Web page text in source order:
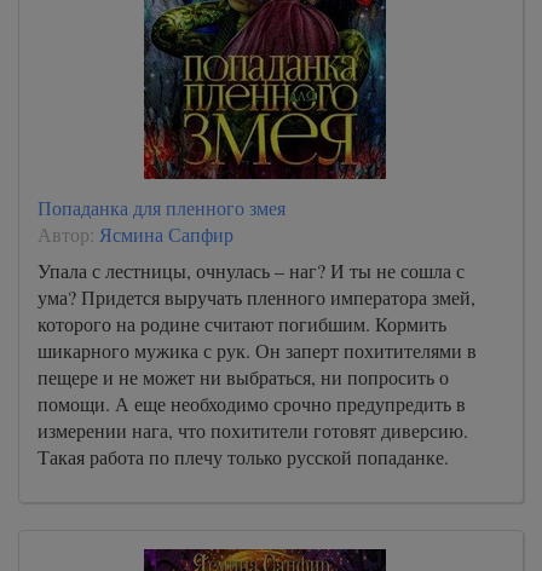
Попаданка для пленного змея
Автор: Ясмина Сапфир
Упала с лестницы, очнулась – наг? И ты не сошла с
ума? Придется выручать пленного императора змей,
которого на родине считают погибшим. Кормить
шикарного мужика с рук. Он заперт похитителями в
пещере и не может ни выбраться, ни попросить о
помощи. А еще необходимо срочно предупредить в
измерении нага, что похитители готовят диверсию.
Такая работа по плечу только русской попаданке.